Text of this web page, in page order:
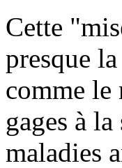
Cette
presque
comme le
gages à
maladies